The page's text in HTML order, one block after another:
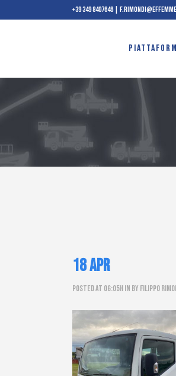
+39 349 8407646|
18 Apr
Posted at 06:05hin by Filippo